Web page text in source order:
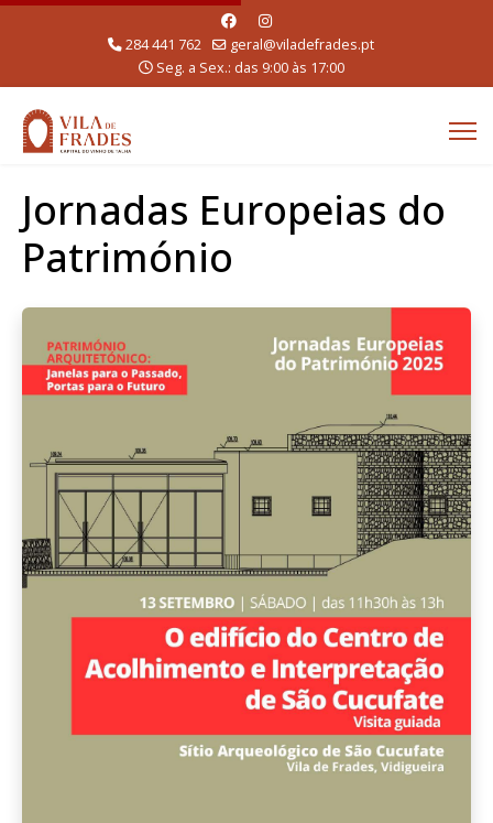
284 441 762
geral@viladefrades.pt
Seg. a Sex.: das 9:00 às 17:00
Jornadas Europeias do
Património